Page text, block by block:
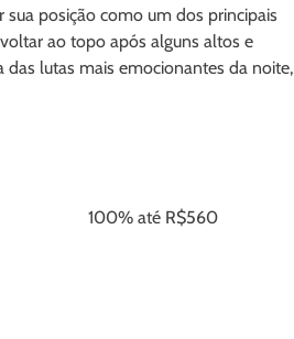
posição como um dos principais
ao topo após alguns altos e
lutas mais emocionantes da noite,
100% até R$560